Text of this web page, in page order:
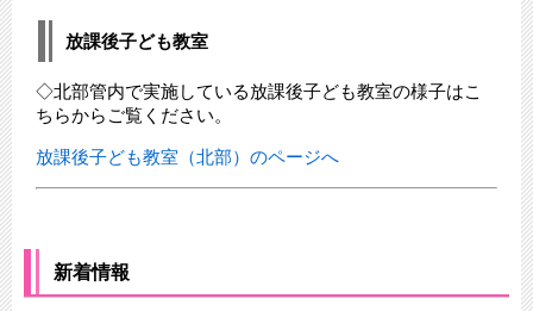
放課後子ども教室
◇北部管内で実施している放課後子ども教室の様子はこ
ちらからご覧ください。
放課後子ども教室（北部）のページへ
新着情報